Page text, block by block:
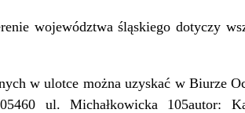
województwa śląskiego dotyczy
w ulotce można uzyskać w Biurze
ul. Michałkowicka 105autor: